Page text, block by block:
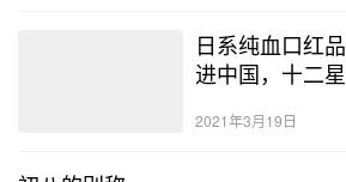
日系纯血口红
进中国，十二
2021年3月19日